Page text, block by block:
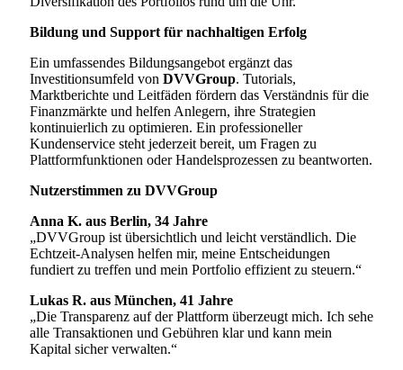
Bildung und Support für nachhaltigen Erfolg
Ein umfassendes Bildungsangebot ergänzt das
Investitionsumfeld von DVVGroup. Tutorials,
Marktberichte und Leitfäden fördern das Verständnis für die
Finanzmärkte und helfen Anlegern, ihre Strategien
kontinuierlich zu optimieren. Ein professioneller
Kundenservice steht jederzeit bereit, um Fragen zu
Plattformfunktionen oder Handelsprozessen zu beantworten.
Nutzerstimmen zu DVVGroup
Anna K. aus Berlin, 34 Jahre
„DVVGroup ist übersichtlich und leicht verständlich. Die
Echtzeit-Analysen helfen mir, meine Entscheidungen
fundiert zu treffen und mein Portfolio effizient zu steuern.“
Lukas R. aus München, 41 Jahre
„Die Transparenz auf der Plattform überzeugt mich. Ich sehe
alle Transaktionen und Gebühren klar und kann mein
Kapital sicher verwalten.“